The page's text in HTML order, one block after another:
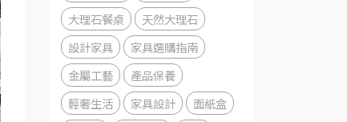
大理石餐桌
天然大理石
設計家具
家具選購指南
金屬工藝
產品保養
輕奢生活
家具設計
面紙盒